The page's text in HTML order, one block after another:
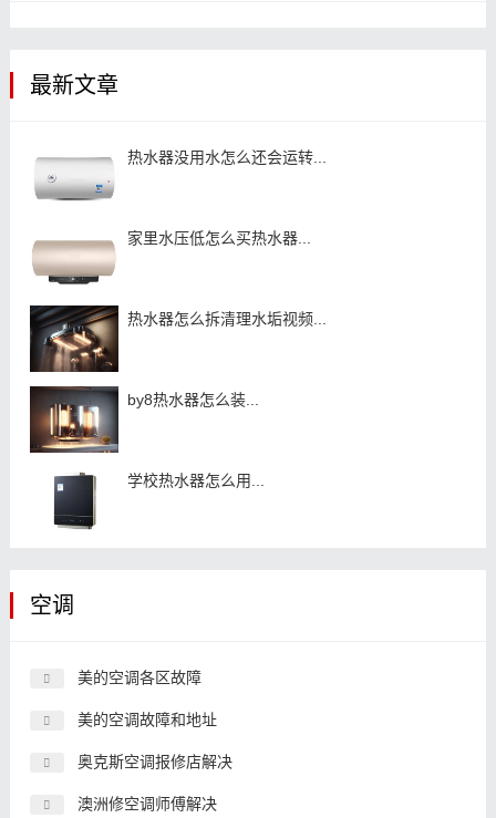
最新文章
热水器没用水怎么还会运转...
家里水压低怎么买热水器...
热水器怎么拆清理水垢视频...
by8热水器怎么装...
学校热水器怎么用...
空调
美的空调各区故障
美的空调故障和地址
奥克斯空调报修店解决
澳洲修空调师傅解决